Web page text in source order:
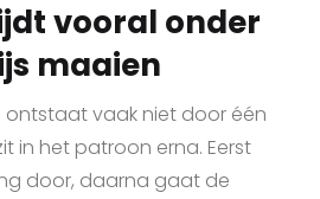
vooral onder
maaien
vaak niet door één
in het patroon erna. Eerst
door, daarna gaat de